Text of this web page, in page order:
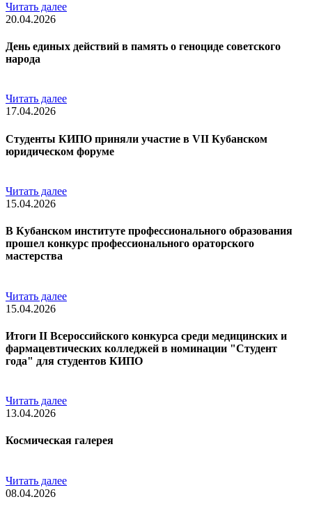
Читать далее
20.04.2026
День единых действий в память о геноциде советского
народа
Читать далее
17.04.2026
Студенты КИПО приняли участие в VII Кубанском
юридическом форуме
Читать далее
15.04.2026
В Кубанском институте профессионального образования
прошел конкурс профессионального ораторского
мастерства
Читать далее
15.04.2026
Итоги II Всероссийского конкурса среди медицинских и
фармацевтических колледжей в номинации "Студент
года" для студентов КИПО
Читать далее
13.04.2026
Космическая галерея
Читать далее
08.04.2026